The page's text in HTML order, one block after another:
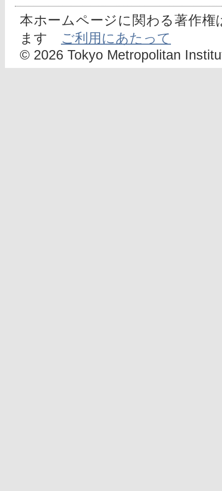
本ホームページに関わる著作
ます ご利用にあたって
© 2026 Tokyo Metropolitan